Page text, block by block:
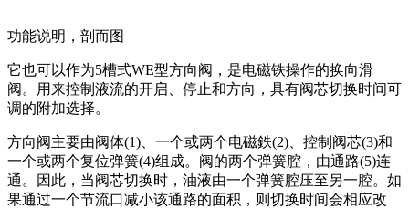
功能说明，剖而图
它也可以作为5槽式WE型方向阀，是电磁铁操作的换向滑
阀。用来控制液流的开启、停止和方向，具有阀芯切换时间可
调的附加选择。
方向阀主要由阀体(1)、一个或两个电磁鉄(2)、控制阀芯(3)和
一个或两个复位弹簧(4)组成。阀的两个弹簧腔，由通路(5)连
通。因此，当阀芯切换时，油液由一个弹簧腔压至另一腔。如
果通过一个节流口减小该通路的面积，则切换时间会相应改